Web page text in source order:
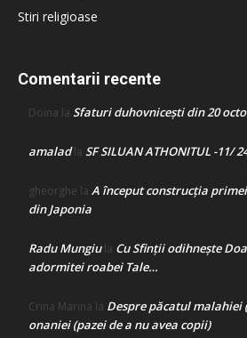
Stiri religioase
Comentarii recente
Doina la Sfaturi duhovnicești din 20
amaladla SF SILUAN ATHONITUL -11/
gheorghe la A început construcţia
din Japonia
Radu Mungiula Cu Sfinții odihnește
adormitei roabei Tale…
Crina Marina la Despre păcatul
onaniei (pazei de a nu avea copii)